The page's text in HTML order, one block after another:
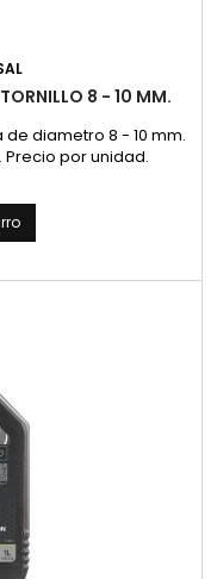
8 - 10 MM.
diametro 8 - 10 mm.
por unidad.